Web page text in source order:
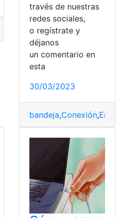
pintura, Polvo,Quitar
través de nuestras
redes sociales,
o regístrate y
déjanos
un comentario en
esta
30/03/2023
bandeja,Conexión,Error